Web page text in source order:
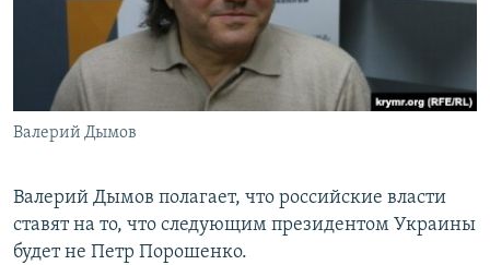
Валерий Дымов
Валерий Дымов полагает, что российские власти
ставят на то, что следующим президентом Украины
будет не Петр Порошенко.